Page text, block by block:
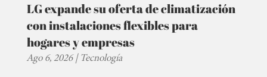
LG expande su oferta de climatización
con instalaciones flexibles para
hogares y empresas
Ago 6, 2026|Tecnología